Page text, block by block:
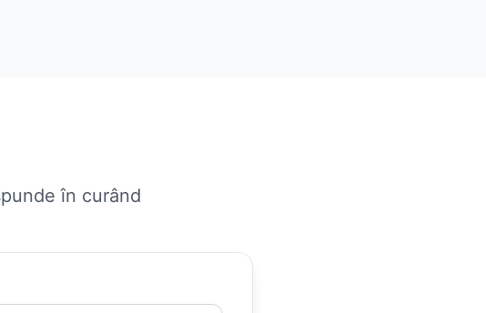
în curând